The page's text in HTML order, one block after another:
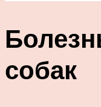
собак